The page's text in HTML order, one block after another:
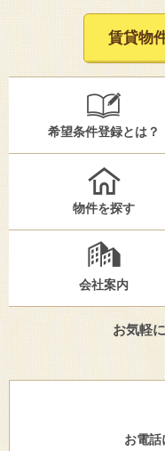
賃貸物
希望条件登録とは？
物件を探す
会社案内
お気軽
お電話